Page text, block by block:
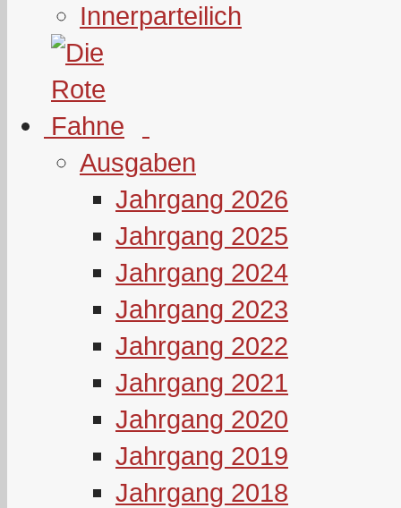
Innerparteilich
Ausgaben
Jahrgang 2026
Jahrgang 2025
Jahrgang 2024
Jahrgang 2023
Jahrgang 2022
Jahrgang 2021
Jahrgang 2020
Jahrgang 2019
Jahrgang 2018